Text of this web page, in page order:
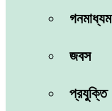
গনমাধ্যম
জবস
প্রযুক্তি